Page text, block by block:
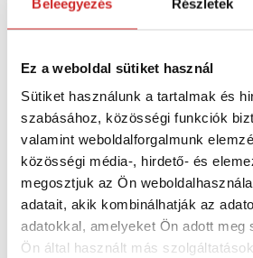
Beleegyezés Részletek
Ez a weboldal sütiket használ
Sütiket használunk a tartalmak és
szabásához, közösségi funkciók
valamint weboldalforgalmunk
közösségi média-, hirdető- és
megosztjuk az Ön
adatait, akik kombinálhatják az
adatokkal, amelyeket Ön adott meg
Ön által használt más
INOFIX Csatlakozók
1 440 Ft
Szélesség (mm): 10,5 mm
Magasság (mm): 10 mm
Kosárba
1 334 Ft